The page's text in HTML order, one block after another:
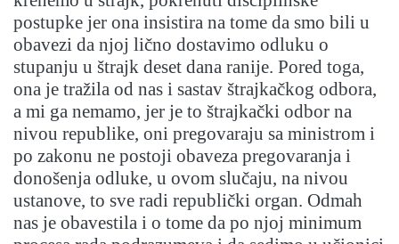
postupke jer ona insistira na tome da smo bili u
obavezi da njoj lično dostavimo odluku o
stupanju u štrajk deset dana ranije. Pored toga,
ona je tražila od nas i sastav štrajkačkog odbora,
a mi ga nemamo, jer je to štrajkački odbor na
nivou republike, oni pregovaraju sa ministrom i
po zakonu ne postoji obaveza pregovaranja i
donošenja odluke, u ovom slučaju, na nivou
ustanove, to sve radi republički organ. Odmah
nas je obavestila i o tome da po njoj minimum